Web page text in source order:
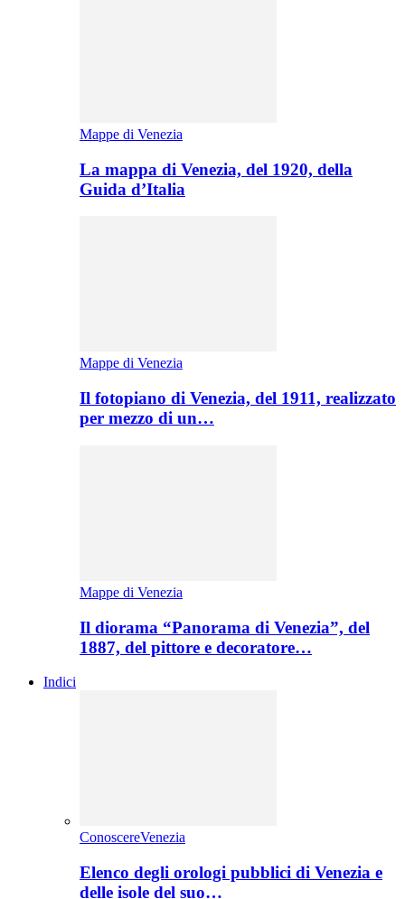
Mappe di Venezia
La mappa di Venezia, del 1920, della
Guida d’Italia
Mappe di Venezia
Il fotopiano di Venezia, del 1911, realizzato
per mezzo di un…
Mappe di Venezia
Il diorama “Panorama di Venezia”, del
1887, del pittore e decoratore…
Indici
ConoscereVenezia
Elenco degli orologi pubblici di Venezia e
delle isole del suo…